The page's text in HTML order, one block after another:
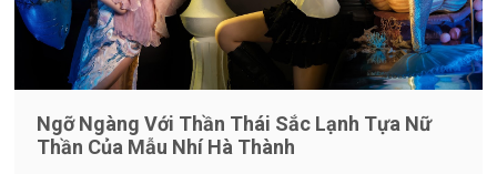
Ngỡ Ngàng Với Thần Thái Sắc Lạnh Tựa Nữ
Thần Của Mẫu Nhí Hà Thành